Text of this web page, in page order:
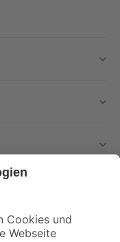
mehr verpassen!